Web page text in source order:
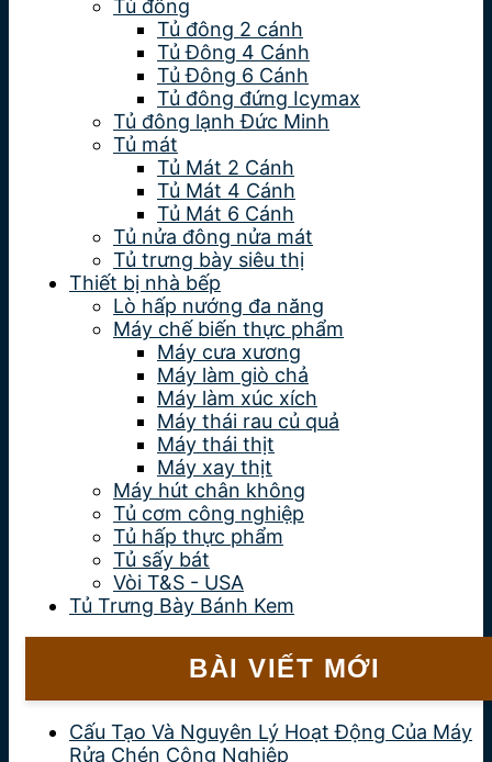
Tủ đông
Tủ đông 2 cánh
Tủ Đông 4 Cánh
Tủ Đông 6 Cánh
Tủ đông đứng Icymax
Tủ đông lạnh Đức Minh
Tủ mát
Tủ Mát 2 Cánh
Tủ Mát 4 Cánh
Tủ Mát 6 Cánh
Tủ nửa đông nửa mát
Tủ trưng bày siêu thị
Thiết bị nhà bếp
Lò hấp nướng đa năng
Máy chế biến thực phẩm
Máy cưa xương
Máy làm giò chả
Máy làm xúc xích
Máy thái rau củ quả
Máy thái thịt
Máy xay thịt
Máy hút chân không
Tủ cơm công nghiệp
Tủ hấp thực phẩm
Tủ sấy bát
Vòi T&S - USA
Tủ Trưng Bày Bánh Kem
BÀI VIẾT MỚI
Cấu Tạo Và Nguyên Lý Hoạt Động Của Máy
Rửa Chén Công Nghiệp